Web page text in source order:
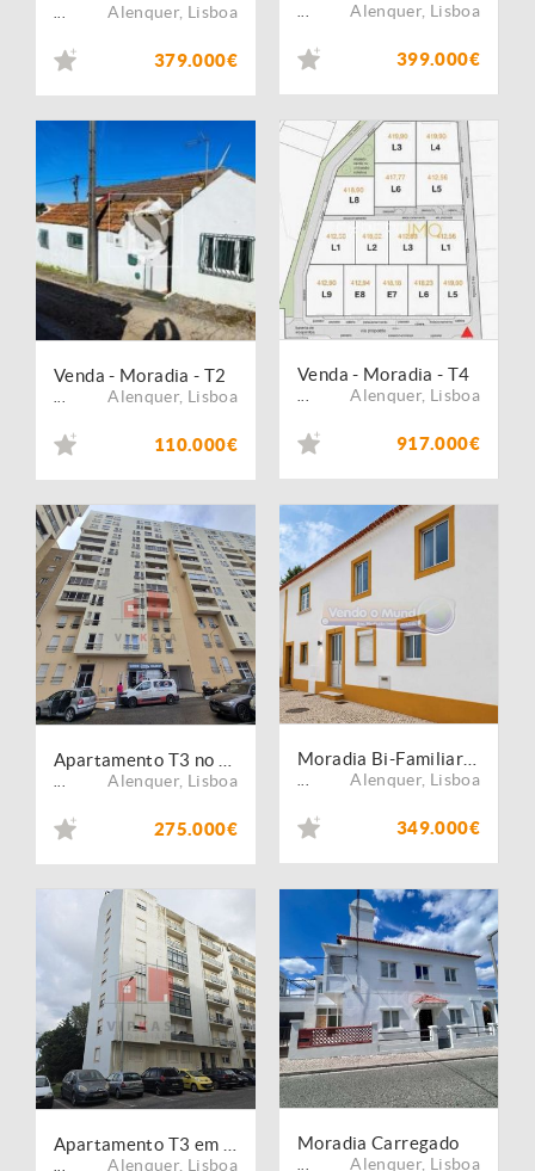
Alenquer, Lisboa
379.000€
Alenquer, Lisboa
399.000€
Venda - Moradia - T2
Alenquer, Lisboa
110.000€
Venda - Moradia - T4
Alenquer, Lisboa
917.000€
Alenquer, Lisboa
275.000€
Alenquer, Lisboa
349.000€
Alenquer, Lisboa
Moradia Carregado
Alenquer, Lisboa